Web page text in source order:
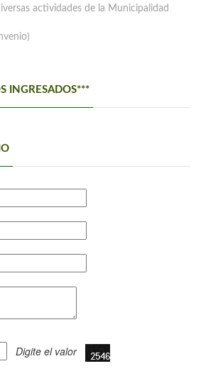
actividades de la Municipalidad
INGRESADOS***
Digite el valor